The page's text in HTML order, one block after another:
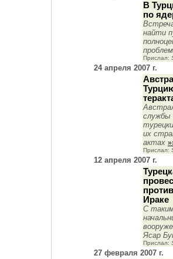
В
по
найти
Прислал:
24 апреля 2007 г.
службы
их
актах
Прислал:
12 апреля 2007 г.
Ираке
C
Ясар
Прислал:
27 февраля 2007 г.